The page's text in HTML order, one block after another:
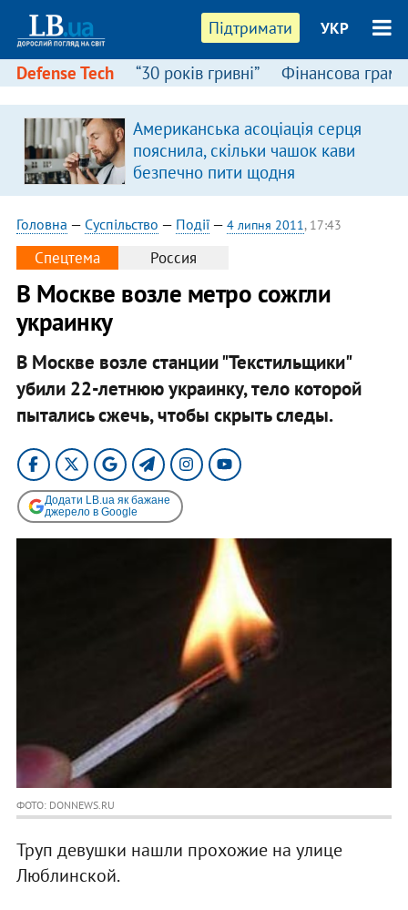
Підтримати УКР
Defense Tech “30 років гривні” Фінансова
Американська асоціація серця
пояснила, скільки чашок кави
безпечно пити щодня
Головна — Суспільство — Події— 4 липня 2011, 17:43
Спецтема Россия
В Москве возле метро сожгли
украинку
В Москве возле станции "Текстильщики"
убили 22-летнюю украинку, тело которой
пытались сжечь, чтобы скрыть следы.
Додати LB.ua як бажане
джерело в Google
ФОТО: DONNEWS.RU
Труп девушки нашли прохожие на улице
Люблинской.